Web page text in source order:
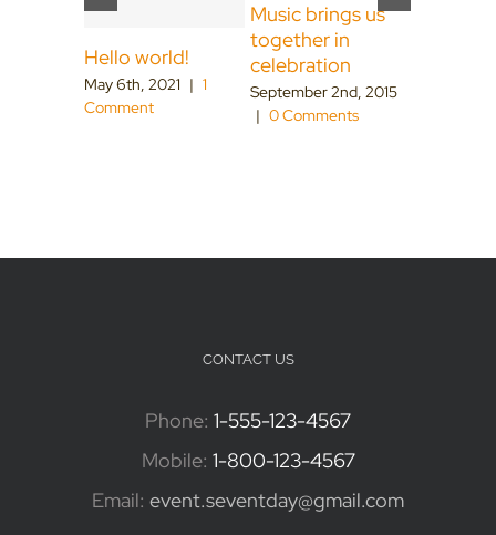
Hello world!
May 6th, 2021 | 1
Comment
Music brings us
together in
celebration
September 2nd, 2015
| 0 Comments
CONTACT US
Phone: 1-555-123-4567
Mobile: 1-800-123-4567
Email: event.seventday@gmail.com